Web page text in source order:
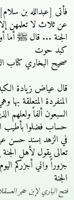
فأتى [عبدالله بن
عن ثلاث لا تعلمهن
الجنة ... قال ﷺ أما
كبد حوت
صحيح البخاري كتاب
قال عياض زيادة
المنفردة المتعلقة
السبعون ألفاً ولعلهم
حساب فضلوا بأطيب
في الزهد بسند حسن
تعالى يقول لأهل
جزوراً واني أجزركم
الجنة
فتح الباري لإبن حجر